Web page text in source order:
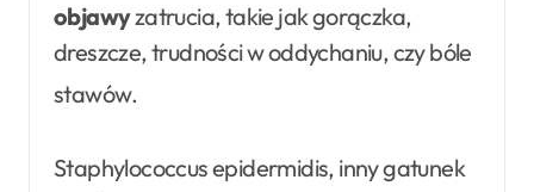
objawyzatrucia, takie jak gorączka,
dreszcze, trudności w oddychaniu, czy bóle
stawów.
Staphylococcus epidermidis, inny gatunek